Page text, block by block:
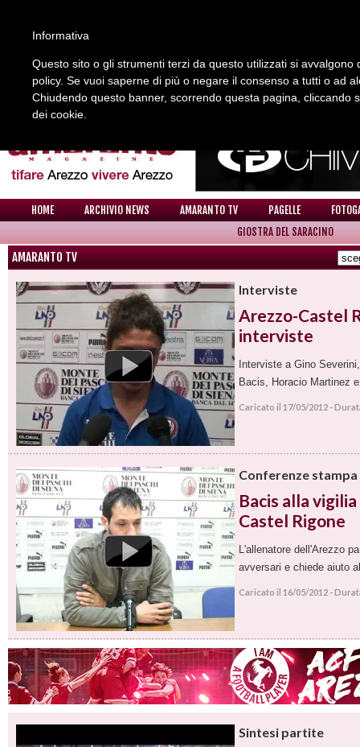
REDAZIONE COLLABORA CON NOI CONTATTI
HOME ARCHIVIO NEWS AMARANTO TV PAGELLE
GIOSTRA DEL SARACINO
AMARANTO TV
Interviste
Arezzo-Castel
interviste
Interviste a Gino
Bacis, Horacio Martinez
Caricato il 17/05/2012 -
Conferenze stampa
Bacis alla
Castel Rigone
L'allenatore dell'Arezzo
avversari e chiede aiuto
Caricato il 16/05/2012 -
Sintesi partite
Informativa
Questo sito o gli strumenti terzi da questo utilizzati si
policy. Se vuoi saperne di più o negare il consenso a tutti o ad
Chiudendo questo banner, scorrendo questa pagina, cliccando
dei cookie.